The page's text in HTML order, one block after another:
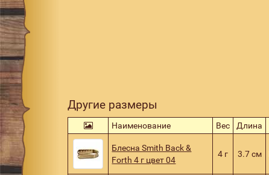
Другие размеры
Наименование Вес Длина
Блесна Smith Back &
Forth 4 г цвет 04
4 г 3.7 см